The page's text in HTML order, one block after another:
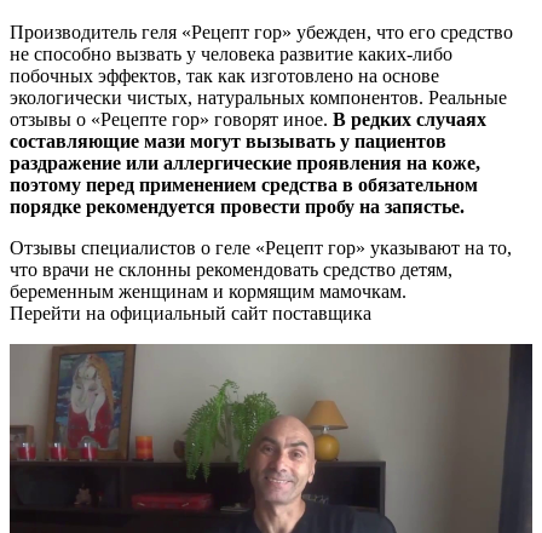
Производитель геля «Рецепт гор» убежден, что его средство
не способно вызвать у человека развитие каких-либо
побочных эффектов, так как изготовлено на основе
экологически чистых, натуральных компонентов. Реальные
отзывы о «Рецепте гор» говорят иное. В редких случаях
составляющие мази могут вызывать у пациентов
раздражение или аллергические проявления на коже,
поэтому перед применением средства в обязательном
порядке рекомендуется провести пробу на запястье.
Отзывы специалистов о геле «Рецепт гор» указывают на то,
что врачи не склонны рекомендовать средство детям,
беременным женщинам и кормящим мамочкам.
Перейти на официальный сайт поставщика